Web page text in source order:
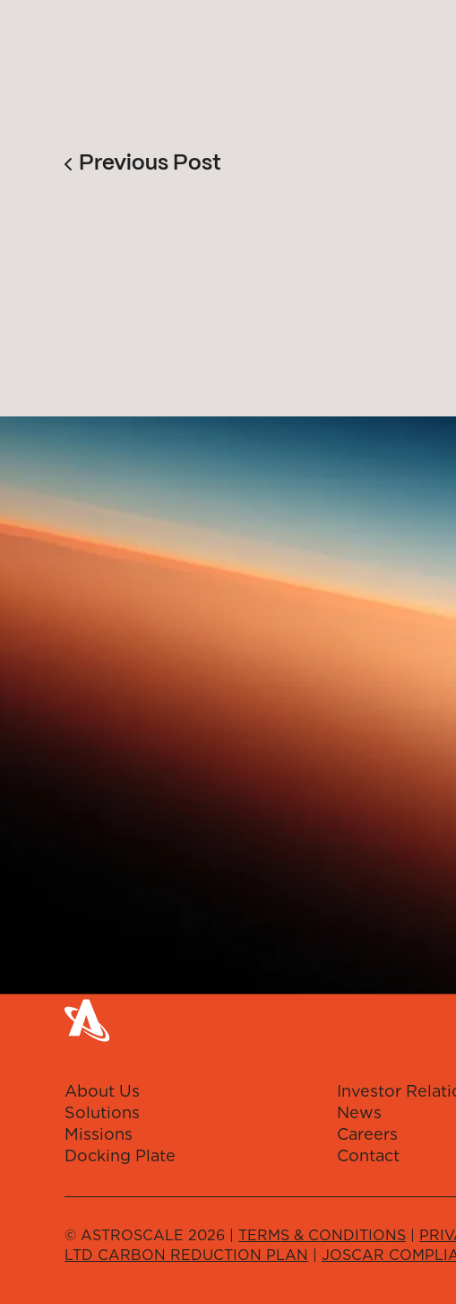
Previous Post
About Us
Solutions
Missions
Docking Plate
Investor
News
Careers
Contact
© ASTROSCALE 2026 | TERMS & CONDITIONS |
LTD CARBON REDUCTION PLAN | JOSCAR